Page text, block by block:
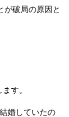
が破局の原因と
す。
婚していたの